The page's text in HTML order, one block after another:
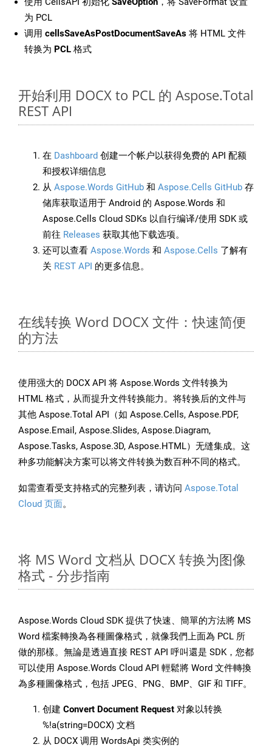
为 PCL
调用 cellsSaveAsPostDocumentSaveAs 将 HTML 文件
转换为 PCL 格式
开始利用 DOCX to PCL 的 Aspose.Total
REST API
在 Dashboard 创建一个帐户以获得免费的 API 配额
和授权详细信息
从 Aspose.Words GitHub 和 Aspose.Cells GitHub 存
储库获取适用于 Android 的 Aspose.Words 和
Aspose.Cells Cloud SDKs 以自行编译/使用 SDK 或
前往 Releases 获取其他下载选项。
还可以查看 Aspose.Words 和 Aspose.Cells 了解有
关 REST API 的更多信息。
在线转换 Word DOCX 文件：快速简便
的方法
使用强大的 DOCX API 将 Aspose.Words 文件转换为
HTML 格式，从而提升文件转换能力。将转换后的文件与
其他 Aspose.Total API（如 Aspose.Cells, Aspose.PDF,
Aspose.Email, Aspose.Slides, Aspose.Diagram,
Aspose.Tasks, Aspose.3D, Aspose.HTML）无缝集成。这
种多功能解决方案可以将文件转换为数百种不同的格式。
如需查看受支持格式的完整列表，请访问 Aspose.Total
Cloud 页面。
将 MS Word 文档从 DOCX 转换为图像
格式 - 分步指南
Aspose.Words Cloud SDK 提供了快速、簡單的方法將 MS
Word 檔案轉換為各種圖像格式，就像我們上面為 PCL 所
做的那樣。無論是透過直接 REST API 呼叫還是 SDK，您都
可以使用 Aspose.Words Cloud API 輕鬆將 Word 文件轉換
為多種圖像格式，包括 JPEG、PNG、BMP、GIF 和 TIFF。
创建 Convert Document Request 对象以转换
%!a(string=DOCX) 文档
从 DOCX 调用 WordsApi 类实例的